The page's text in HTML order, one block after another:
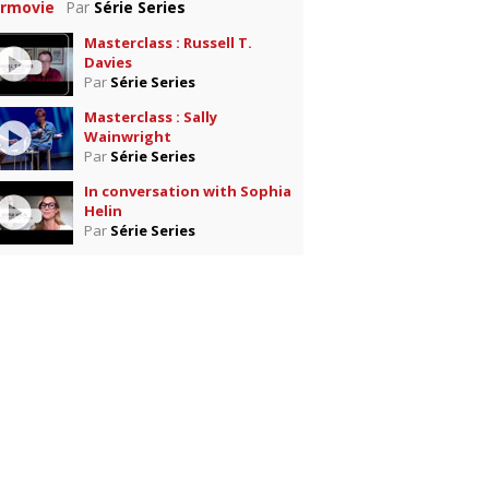
Par Série Series
Masterclass : Russell T.
Davies
Par Série Series
Masterclass : Sally
Wainwright
Par Série Series
In conversation with Sophia
Helin
Par Série Series